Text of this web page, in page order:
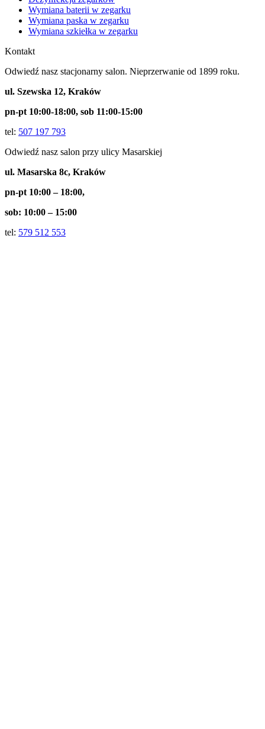
Wymiana baterii w zegarku
Wymiana paska w zegarku
Wymiana szkiełka w zegarku
Kontakt
Odwiedź nasz stacjonarny salon. Nieprzerwanie od 1899 roku.
ul. Szewska 12, Kraków
pn-pt 10:00-18:00, sob 11:00-15:00
tel: 507 197 793
Odwiedź nasz salon przy ulicy Masarskiej
ul. Masarska 8c, Kraków
pn-pt 10:00 – 18:00,
sob: 10:00 – 15:00
tel: 579 512 553